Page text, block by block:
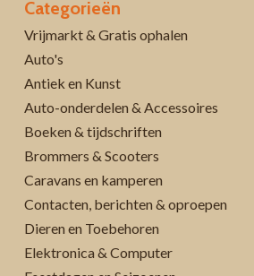
Categorieën
Vrijmarkt & Gratis ophalen
Auto's
Antiek en Kunst
Auto-onderdelen & Accessoires
Boeken & tijdschriften
Brommers & Scooters
Caravans en kamperen
Contacten, berichten & oproepen
Dieren en Toebehoren
Elektronica & Computer